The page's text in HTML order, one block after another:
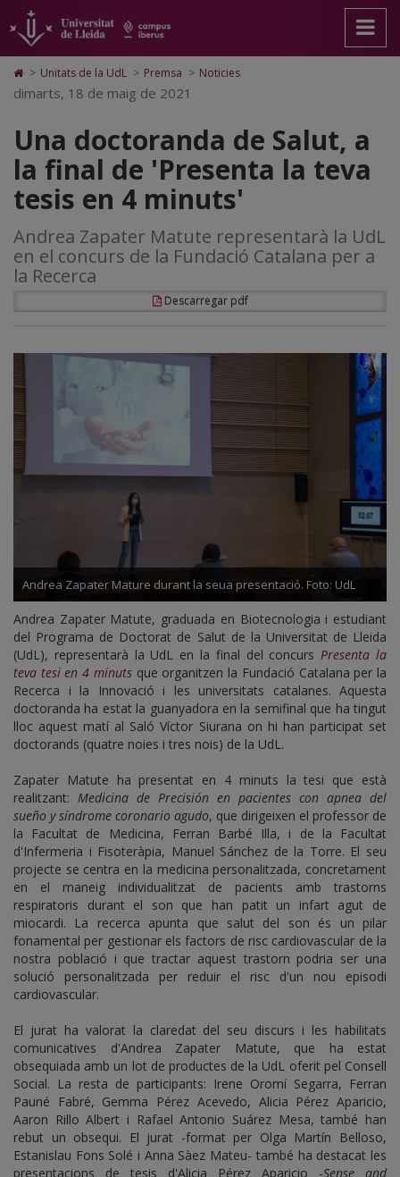
Una
doctoranda
de
Salut,
la
final
de
'Presenta
la
teva
tesis
en
4
minuts'
pàgina
principal.
Universitat
Lleida
contingut
principal
Mapa
Web.
Universitat
Cerca
Accessibilitat.
Universitat
Lleida
Icono
de
Home
ir
a
la
página
de
inicio
> Unitats de la UdL > Premsa > Noticies
dimarts, 18 de maig de 2021
Una doctoranda de Salut, a
la final de 'Presenta la teva
tesis en 4 minuts'
Andrea Zapater Matute representarà la UdL
en el concurs de la Fundació Catalana per a
la Recerca
Descarregar pdf
Andrea Zapater Mature durant la seua presentació. Foto: UdL
Andrea Zapater Matute, graduada en Biotecnologia i estudiant
del Programa de Doctorat de Salut de la Universitat de Lleida
(UdL), representarà la UdL en la final del concursPresenta la
teva tesi en 4 minutsque organitzen la Fundació Catalana per la
Recerca i la Innovació i les universitats catalanes. Aquesta
doctoranda ha estat la guanyadora en la semifinal que ha tingut
lloc aquest matí al Saló Víctor Siurana on hi han participat set
doctorands (quatre noies i tres nois) de la UdL.
Zapater Matute ha presentat en 4 minuts la tesi que està
realitzant: Medicina de Precisión en pacientes con apnea del
sueño y síndrome coronario agudo, que dirigeixen el professor de
la Facultat de Medicina, Ferran Barbé Illa, i de la Facultat
d'Infermeria i Fisoteràpia, Manuel Sánchez de la Torre. El seu
projecte se centra en la medicina personalitzada, concretament
en el maneig individualitzat de pacients amb trastorns
respiratoris durant el son que han patit un infart agut de
miocardi. La recerca apunta que salut del son és un pilar
fonamental per gestionar els factors de risc cardiovascular de la
nostra població i que tractar aquest trastorn podria ser una
solució personalitzada per reduir el risc d'un nou episodi
cardiovascular.
El jurat ha valorat la claredat del seu discurs i les habilitats
comunicatives d'Andrea Zapater Matute, que ha estat
obsequiada amb un lot de productes de la UdL oferit pel Consell
Social. La resta de participants: Irene Oromí Segarra, Ferran
Pauné Fabré, Gemma Pérez Acevedo, Alicia Pérez Aparicio,
Aaron Rillo Albert i Rafael Antonio Suárez Mesa, també han
rebut un obsequi. El jurat -format per Olga Martín Belloso,
Estanislau Fons Solé i Anna Sàez Mateu- també ha destacat les
presentacions de tesis d'Alicia Pérez Aparicio -Sense and